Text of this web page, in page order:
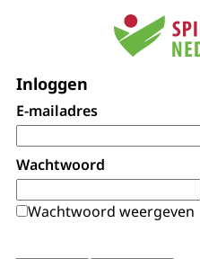
Inloggen
E-mailadres
Wachtwoord
Wachtwoord weergeven